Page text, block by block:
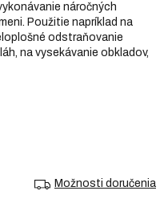
Možnosti doručenia
náročných
Použitie napríklad na
odstraňovanie
na vysekávanie obkladov,